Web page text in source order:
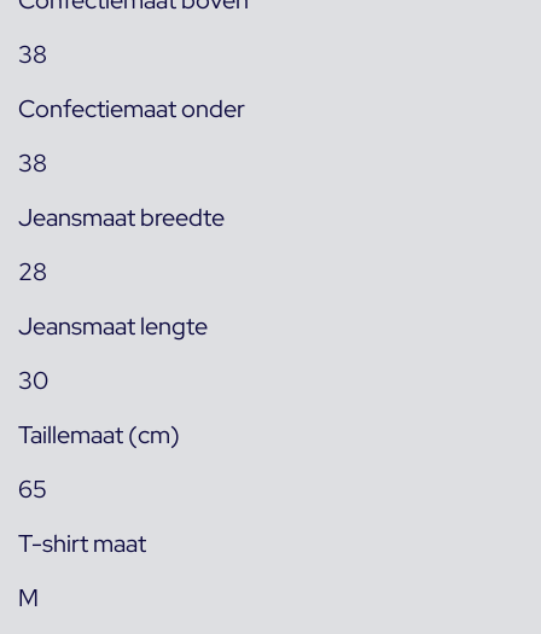
38
Confectiemaat onder
38
Jeansmaat breedte
28
Jeansmaat lengte
30
Taillemaat (cm)
65
T-shirt maat
M